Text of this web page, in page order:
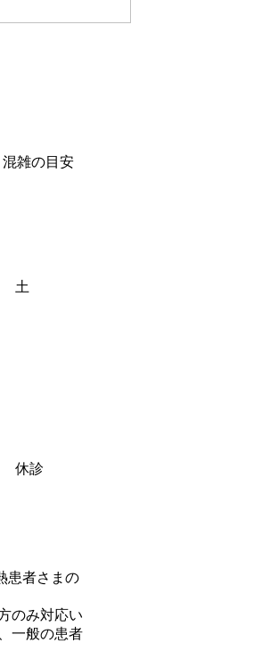
雑の目安
土
休診
患者さまの
のみ対応い
一般の患者